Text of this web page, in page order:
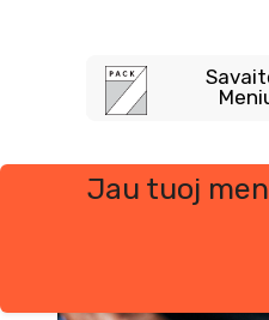
Jau tuoj